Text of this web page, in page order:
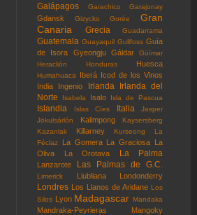
Galápagos Garachico Garajonay
Gdansk Gizycko Gorée
Gran
Canaria
Grecia Guadarrama
Guatemala Guayaquil Gullfoss Guía
de Isora
Gyeongju Gáldar
Güímar
Heraclión
Honduras Huesca
Humahuaca Iberá Icod de los Vinos
India
Ingenio Irlanda
Irlanda del
Norte
Isabela Isalo Isla de Pascua
Islandia Islas Cíes Italia
Jasper
Jökulsárlón
Kalimpong
Kaysersberg
Kazanlak
Killarney Kurseong
La
Féclaz
La Gomera La Graciosa La
Oliva
La Orotava La Palma
Lanzarote Las Palmas de G.C.
Limerick Liubliana Londonderry
Londres Los Llanos de Aridane Los
Silos Lyon Madagascar Mandaka
Mandraka-Peyrieras Mangoky